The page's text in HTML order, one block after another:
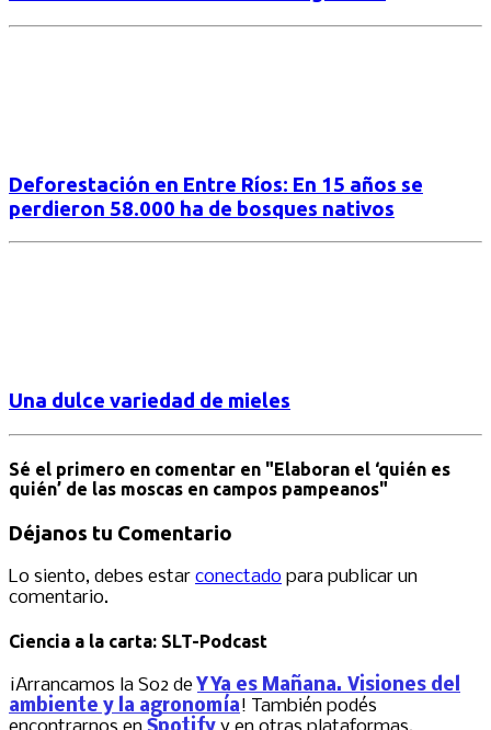
Deforestación en Entre Ríos: En 15 años se
perdieron 58.000 ha de bosques nativos
Una dulce variedad de mieles
Sé el primero en comentar en "Elaboran el ‘quién es
quién’ de las moscas en campos pampeanos"
Déjanos tu Comentario
Lo siento, debes estar conectado para publicar un
comentario.
Ciencia a la carta: SLT-Podcast
¡Arrancamos la S02 deY Ya es Mañana. Visiones del
ambiente y la agronomía! También podés